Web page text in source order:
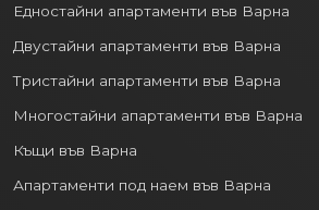
Едностайни апартаменти във Варна
Двустайни апартаменти във Варна
Тристайни апартаменти във Варна
Многостайни апартаменти във Варна
Къщи във Варна
Апартаменти под наем във Варна